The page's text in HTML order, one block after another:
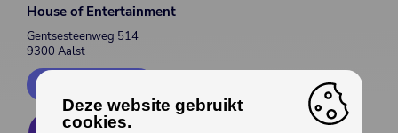
House of Entertainment
Gentsesteenweg 514
9300 Aalst
Deze website gebruikt
cookies.